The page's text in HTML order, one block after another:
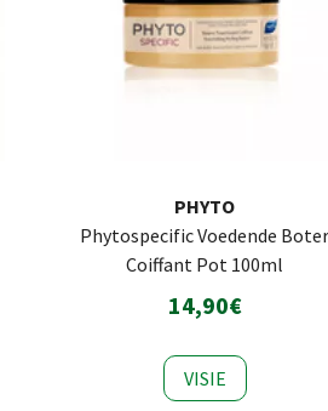
PHYTO
Phytospecific Voedende Boter
Coiffant Pot 100ml
14,90€
VISIE